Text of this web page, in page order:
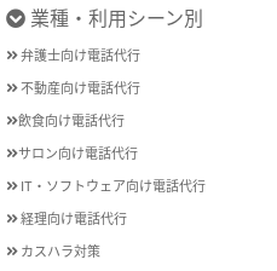
業種・利用シーン別
弁護士向け電話代行
不動産向け電話代行
飲食向け電話代行
サロン向け電話代行
IT・ソフトウェア向け電話代行
経理向け電話代行
カスハラ対策